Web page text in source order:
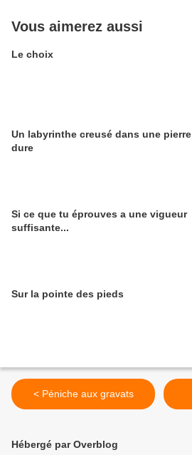
Vous aimerez aussi
Le choix
Un labyrinthe creusé dans une pierre
dure
Si ce que tu éprouves a une vigueur
suffisante...
Sur la pointe des pieds
< Péniche aux gravats
Hébergé par Overblog